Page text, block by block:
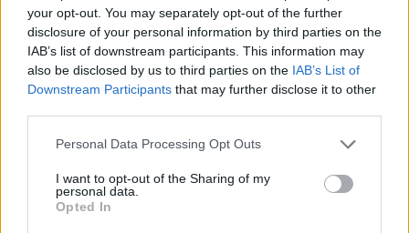
your opt-out. You may separately opt-out of the further
disclosure of your personal information by third parties on the
IAB’s list of downstream participants. This information may
also be disclosed by us to third parties on the IAB’s List of
Downstream Participants that may further disclose it to other
Personal Data Processing Opt Outs
I want to opt-out of the Sharing of my
personal data.
Opted In
rđanja. Nakon svake upotrebe treba ih premazati vlažnim
kesicama i to će stvoriti zaštitni sloj koji će spriječiti
korodiranje.
– Masno posuđe je teško oprati, ali u razgradnji
tvrdokornih mrlja najbolje će pomoći kesice čaja. Posuđe
treba staviti u vruću vodu i dodati dvije do tri kesice i
ostaviti pet minuta. Nakon toga će ispiranje sudova postati
lakše. – Čaj uklanja mrlje i prljavštinu na ogledalima.